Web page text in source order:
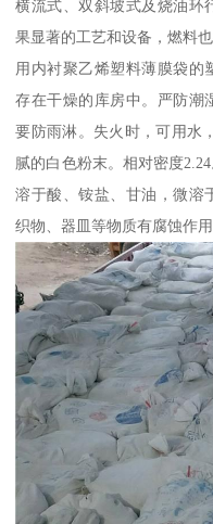
横流式、双斜坡式及烧油环
果显著的工艺和设备，燃料
用内衬聚乙烯塑料薄膜袋的
存在干燥的库房中。严防潮
要防雨淋。失火时，可用水
腻的白色粉末。相对密度
溶于酸、铵盐、甘油，微溶
织物、器皿等物质有腐蚀作